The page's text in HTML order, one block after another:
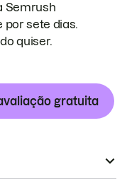
Semrush
sete dias.
quiser.
gratuita